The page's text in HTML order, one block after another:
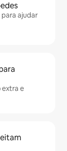
para ajudar
extra e